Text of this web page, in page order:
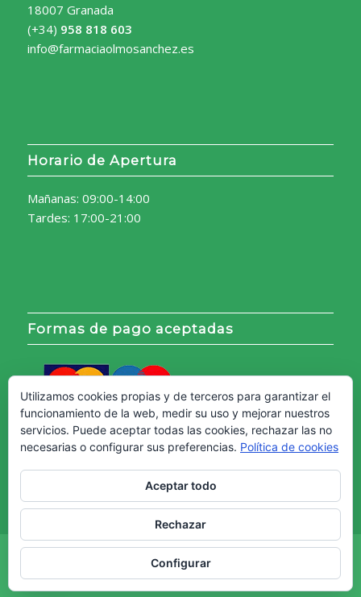
18007 Granada
(+34) 958 818 603
info@farmaciaolmosanchez.es
Horario de Apertura
Mañanas: 09:00-14:00
Tardes: 17:00-21:00
Formas de pago aceptadas
Copyright © - Web creada por Diseño Web Granada.
Términos y Condiciones
Utilizamos cookies propias y de terceros para garantizar el
funcionamiento de la web, medir su uso y mejorar nuestros
servicios. Puede aceptar todas las cookies, rechazar las no
necesarias o configurar sus preferencias. Política de cookies
Aceptar todo
Rechazar
Configurar